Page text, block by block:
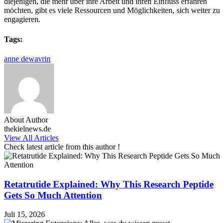
möchten, gibt es viele Ressourcen und Möglichkeiten, sich weiter zu
engagieren.
Tags:
anne dewavrin
About Author
thekielnews.de
View All Articles
Check latest article from this author !
Retatrutide Explained: Why This Research Peptide
Gets So Much Attention
Juli 15, 2026